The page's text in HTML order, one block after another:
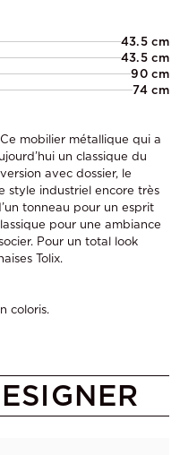
43.5 cm
43.5 cm
90 cm
74 cm
mobilier métallique qui a
un classique du
avec dossier, le
style industriel encore très
tonneau pour un esprit
pour une ambiance
Pour un total look
Tolix.
coloris.